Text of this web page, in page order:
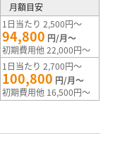
月額目安
1日当たり 2,500円～
94,800 円/月～
初期費用他 22,000円～
1日当たり 2,700円～
100,800 円/月～
初期費用他 16,500円～